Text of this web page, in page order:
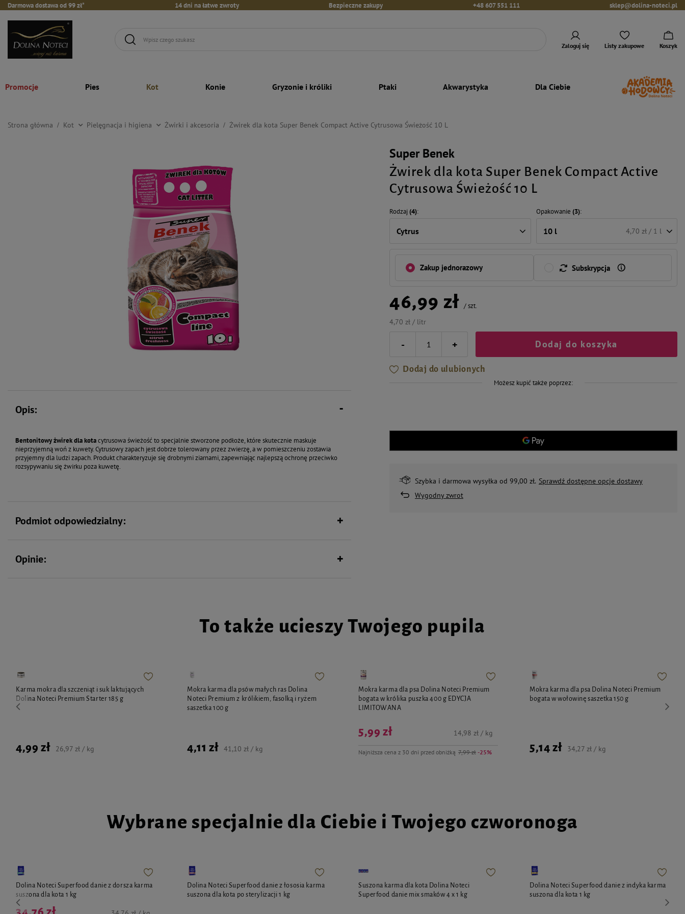
Darmowa dostawa od 99 zł* 14 dni na łatwe zwroty Bezpieczne zakupy +48 607 551 111 sklep@dolina-noteci.pl
Zaloguj się Listy zakupowe Koszyk
Promocje Pies Kot Konie Gryzonie i króliki Ptaki Akwarystyka Dla Ciebie
Strona główna Kot Pielęgnacja i higiena Żwirki i akcesoria Żwirek dla kota Super Benek Compact Active Cytrusowa Świeżość 10 L
Super Benek
Żwirek dla kota Super Benek Compact Active
Cytrusowa Świeżość 10 L
Rodzaj(4)
Cytrus
Opakowanie (3)
10 l 4,70 zł / 1 l
Zakup jednorazowy Subskrypcja
46,99 zł /szt.
4,70 zł / litr
- + Dodaj do koszyka
Dodaj do ulubionych
Możesz kupić także poprzez:
Szybka i darmowa wysyłka od 99,00 zł. Sprawdź dostępne opcje dostawy
Wygodny zwrot
Opis:
Bentonitowy żwirek dla kotacytrusowa świeżość to specjalnie stworzone podłoże, które skutecznie maskuje
nieprzyjemną woń z kuwety. Cytrusowy zapach jest dobrze tolerowany przez zwierzę, a w pomieszczeniu zostawia
przyjemny dla ludzi zapach. Produkt charakteryzuje się drobnymi ziarnami, zapewniając najlepszą ochronę przeciwko
rozsypywaniu się żwirku poza kuwetę.
Podmiot odpowiedzialny:
Opinie:
To także ucieszy Twojego pupila
Karma mokra dla szczeniąt i suk laktujących
Dolina Noteci Premium Starter 185 g
4,99 zł 26,97 zł / kg
Mokra karma dla psów małych ras Dolina
Noteci Premium z królikiem, fasolką i ryżem
saszetka 100 g
4,11 zł 41,10 zł / kg
Mokra karma dla psa Dolina Noteci Premium
bogata w królika puszka 400 g EDYCJA
LIMITOWANA
Najniższa cena z 30 dni przed obniżką 7,99 zł -25%
5,99 zł 14,98 zł / kg
Mokra karma dla psa Dolina Noteci Premium
bogata w wołowinę saszetka 150 g
5,14 zł 34,27 zł / kg
Wybrane specjalnie dla Ciebie i Twojego czworonoga
Dolina Noteci Superfood danie z dorsza karma
suszona dla kota 1 kg
Dolina Noteci Superfood danie z łososia karma
suszona dla kota po sterylizacji 1 kg
Suszona karma dla kota Dolina Noteci
Superfood danie mix smaków 4 x 1 kg
Dolina Noteci Superfood danie z indyka karma
suszona dla kota 1 kg